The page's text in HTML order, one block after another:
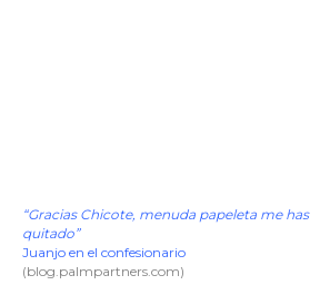
“Gracias Chicote, menuda papeleta me has
quitado”
Juanjo en el confesionario
(blog.palmpartners.com)